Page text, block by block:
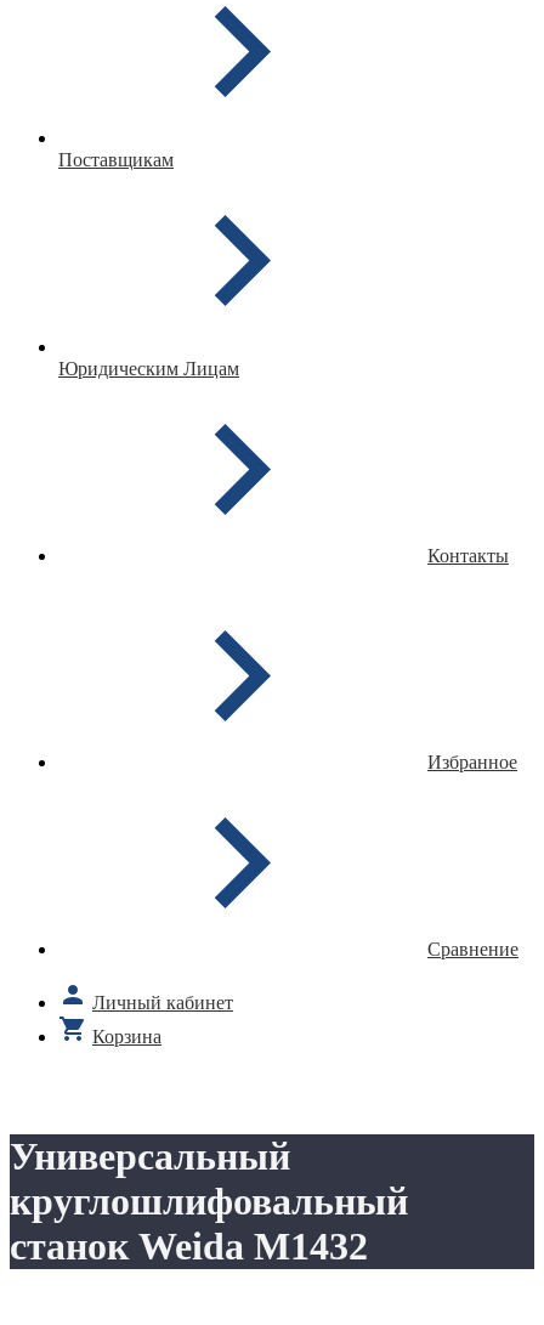
Поставщикам
Юридическим Лицам
Контакты
Избранное
Сравнение
Личный кабинет
Корзина
Универсальный
круглошлифовальный
станок Weida M1432